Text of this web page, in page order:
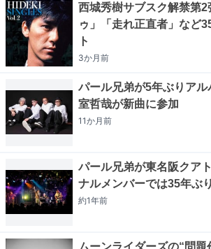
西城秀樹サブスク解禁第2
ゥ」「走れ正直者」など
ト
3か月前
パール兄弟が5年ぶりア
室哲哉が新曲に参加
11か月前
パール兄弟が東名阪クア
ナルメンバーでは35年ぶり
約1年前
ムーンライダーズの“問題